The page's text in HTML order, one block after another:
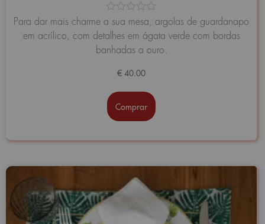
Avaliação
de
5
Para dar mais charme a sua mesa, argolas de guardanapo
em acrílico, com detalhes em ágata verde com bordas
banhadas a ouro.
€ 40.00
Comprar